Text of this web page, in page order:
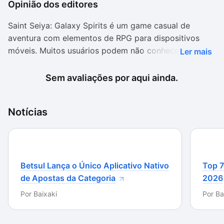
Opinião dos editores
Saint Seiya: Galaxy Spirits é um game casual de
aventura com elementos de RPG para dispositivos
móveis. Muitos usuários podem não conhecer tão
populares da história da TV brasileira, fazendo desse
O visual do jogo é simplesmente espetacular, com
personagens fiel ao que era visto nas animações. Os
são outro show à parte do game.
Os sons e músicas são outro destaque mais que
especial do novo título. Além de reproduzir as
músicas originais do anime e apresentar versões
Ler mais
Sem avaliações por aqui ainda.
Notícias
Betsul Lança o Único Aplicativo Nativo
de Apostas da Categoria
Por Baixaki
Top
2026
Por